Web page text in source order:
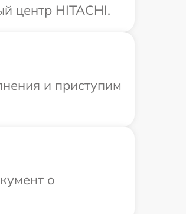
центр HITACHI.
и приступим
о